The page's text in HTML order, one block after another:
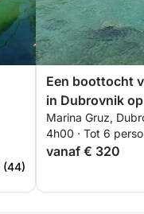
(44)
Een boottocht
in Dubrovnik
Marina Gruz,
4h00 · Tot 6
vanaf € 320